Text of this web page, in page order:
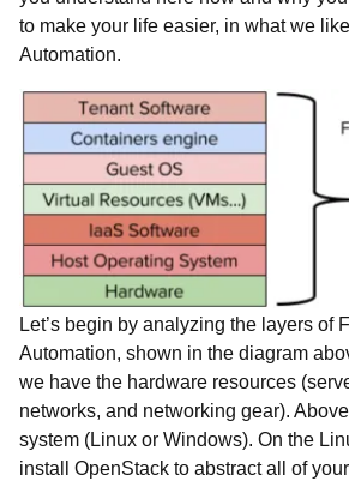
to make your life easier, in what we
Automation.
Let’s begin by analyzing the layers of
Automation, shown in the diagram
we have the hardware resources
networks, and networking gear).
system (Linux or Windows). On the
install OpenStack to abstract all of